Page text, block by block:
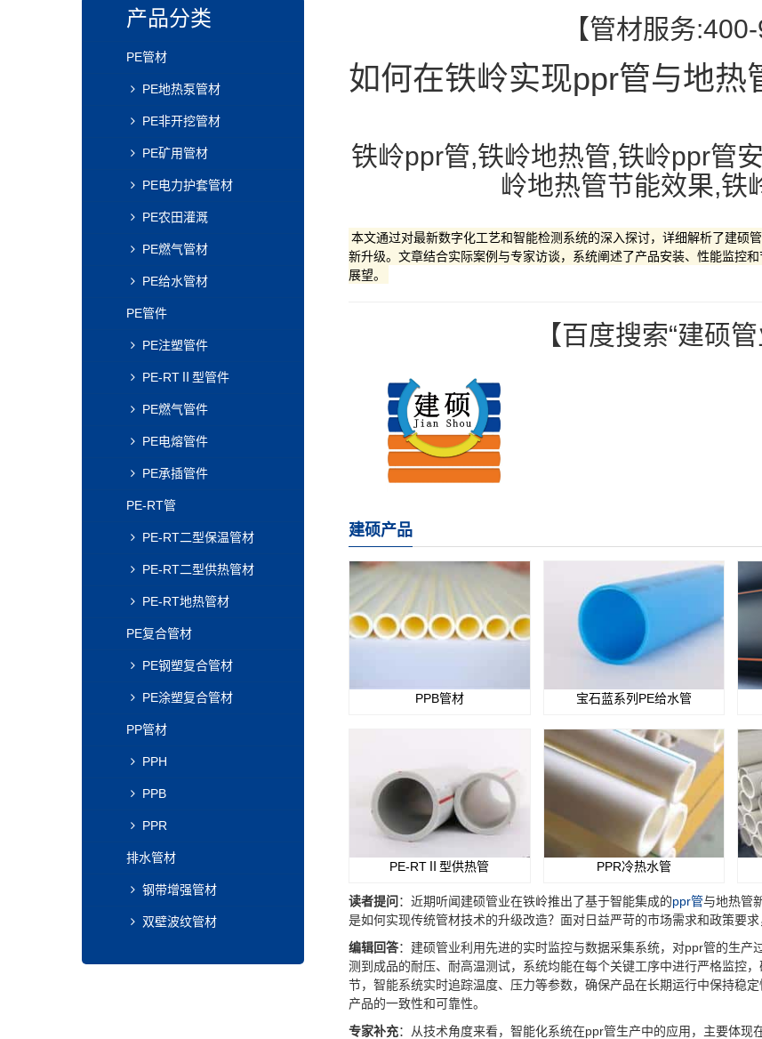
【管材服务
如何在铁岭实现ppr管与地热
铁岭ppr管,铁岭地热管,铁岭ppr管
岭地热管节能效果,铁
本文通过对最新数字化工艺和智能检测系统的深入探讨，详细解析了建硕
新升级。文章结合实际案例与专家访谈，系统阐述了产品安装、性能监控
展望。
【百度搜索“建硕
建硕产品
PPB管材 宝石蓝系列PE给水管
PE-RTⅡ型供热管 PPR冷热水管
读者提问：近期听闻建硕管业在铁岭推出了基于智能集成的ppr管与地热管
是如何实现传统管材技术的升级改造？面对日益严苛的市场需求和政策要
编辑回答：建硕管业利用先进的实时监控与数据采集系统，对ppr管的生
测到成品的耐压、耐高温测试，系统均能在每个关键工序中进行严格监控
节，智能系统实时追踪温度、压力等参数，确保产品在长期运行中保持稳
产品的一致性和可靠性。
专家补充：从技术角度来看，智能化系统在ppr管生产中的应用，主要体现
产品分类
PE管材
PE地热泵管材
PE非开挖管材
PE矿用管材
PE电力护套管材
PE农田灌溉
PE燃气管材
PE给水管材
PE管件
PE注塑管件
PE-RTⅡ型管件
PE燃气管件
PE电熔管件
PE承插管件
PE-RT管
PE-RT二型保温管材
PE-RT二型供热管材
PE-RT地热管材
PE复合管材
PE钢塑复合管材
PE涂塑复合管材
PP管材
PPH
PPB
PPR
排水管材
钢带增强管材
双壁波纹管材